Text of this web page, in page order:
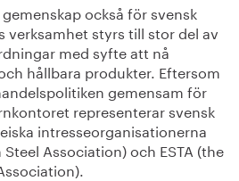
också för svensk
styrs till stor del av
med syfte att nå
hållbara produkter. Eftersom
gemensam för
representerar svensk
intresseorganisationerna
Association) och ESTA (the